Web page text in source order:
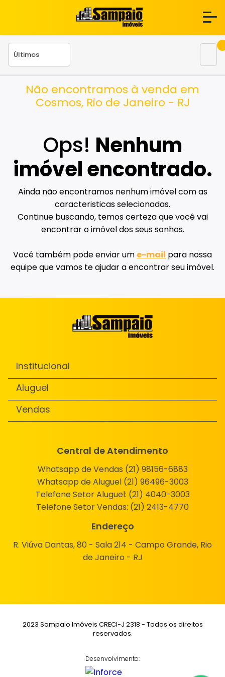
Não encontramos à venda em
Cosmos, Rio de Janeiro - RJ
Ops! Nenhum
imóvel encontrado.
Ainda não encontramos nenhum imóvel com as
caracteristicas selecionadas.
Continue buscando, temos certeza que você vai
encontrar o imóvel dos seus sonhos.
Você também pode enviar um e-mail para nossa
equipe que vamos te ajudar a encontrar seu imóvel.
Institucional
Aluguel
Vendas
Central de Atendimento
Whatsapp de Vendas (21) 98156-6883
Whatsapp de Aluguel (21) 96496-3003
Telefone Setor Aluguel: (21) 4040-3003
Telefone Setor Vendas: (21) 2413-4770
Endereço
R. Viúva Dantas, 80 - Sala 214 - Campo Grande, Rio
de Janeiro - RJ
2023 Sampaio Imóveis CRECI-J 2318 - Todos os direitos
reservados.
Desenvolvimento: